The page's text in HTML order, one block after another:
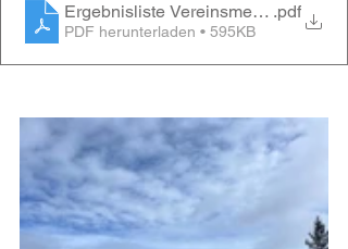
Ergebnisliste Vereinsmeisterschaft
.pdf
PDF herunterladen • 595KB